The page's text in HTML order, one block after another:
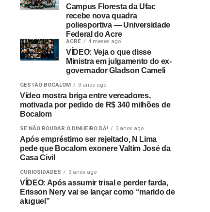
Campus Floresta da Ufac
recebe nova quadra
poliesportiva — Universidade
Federal do Acre
ACRE 4 meses ago
VÍDEO: Veja o que disse
Ministra em julgamento do ex-
governador Gladson Cameli
GESTÃO BOCALOM 3 anos ago
Vídeo mostra briga entre vereadores,
motivada por pedido de R$ 340 milhões de
Bocalom
SE NÃO ROUBAR O DINHEIRO DÁ! 3 anos ago
Após empréstimo ser rejeitado, N Lima
pede que Bocalom exonere Valtim José da
Casa Civil
CURIOSIDADES 3 anos ago
VÍDEO: Após assumir trisal e perder farda,
Erisson Nery vai se lançar como “marido de
aluguel”